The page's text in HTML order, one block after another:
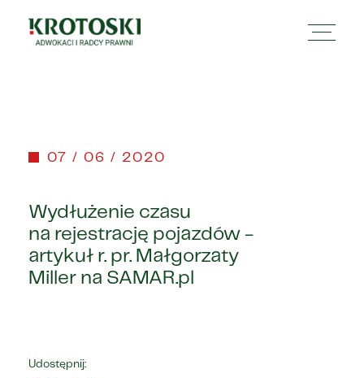
07 / 06 / 2020
Wydłużenie czasu
na rejestrację pojazdów -
artykuł r. pr. Małgorzaty
Miller na SAMAR.pl
Udostępnij: